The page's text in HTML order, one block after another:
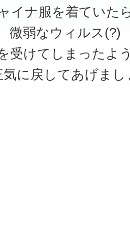
イナ服を着ていた
微弱なウィルス(?)
受けてしまったよ
気に戻してあげまし